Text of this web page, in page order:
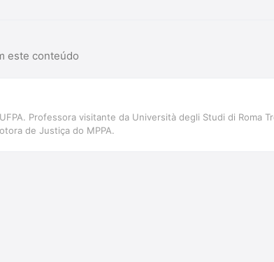
este conteúdo
Professora visitante da Università degli Studi di Roma
de Justiça do MPPA.